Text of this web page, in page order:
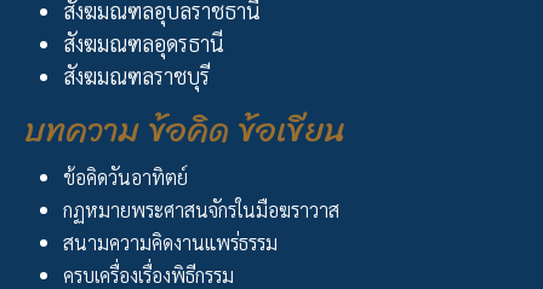
สังฆมณฑลอุบลราชธานี
สังฆมณฑลอุดรธานี
สังฆมณฑลราชบุรี
บทความ ข้อคิด ข้อเขียน
ข้อคิดวันอาทิตย์
กฏหมายพระศาสนจักรในมือฆราวาส
สนามความคิดงานแพร่ธรรม
ครบเครื่องเรื่องพิธีกรรม